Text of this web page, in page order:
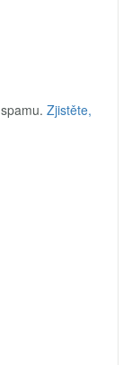
Zjistěte,